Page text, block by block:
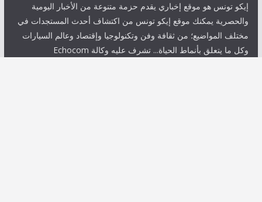
إيكو تونس هو موقع إخباري يقدم حزمة متنوعة من الأخبار اليومية
والحصرية يمكنك موقع إيكو تونس من اكتشاف أحدث المستجدات في
مختلف المواضيع؛ من ثقافة وفن وتكنولوجيا وإقتصاد وعالم السيارات
وكل ما يتعلق بأنماط الحياة... تشرف عليه وكالة Echocom